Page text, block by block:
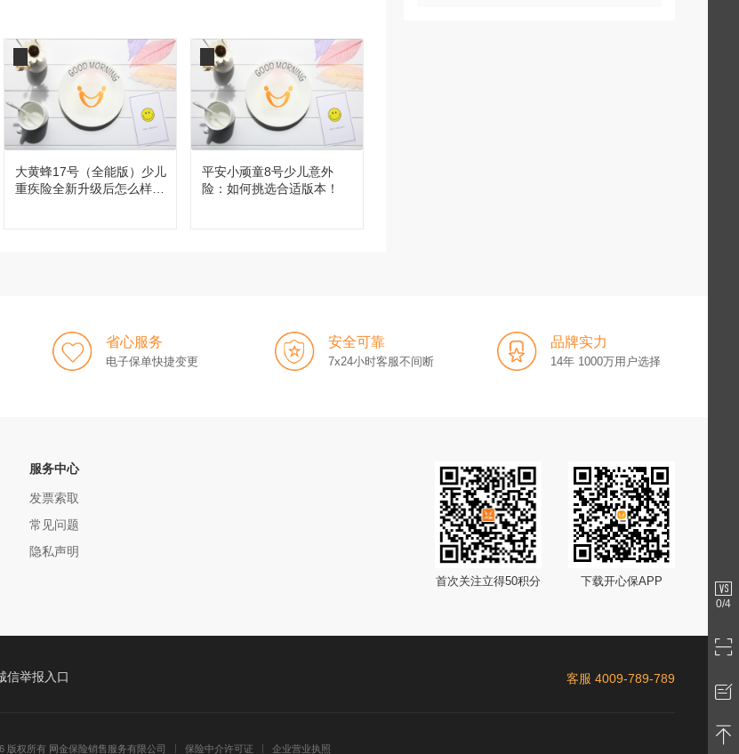
大黄蜂17号（全能版）少儿
重疾险全新升级后怎么样，
平安小顽童8号少儿意外
险：如何挑选合适版本！
省心服务
电子保单快捷变更
安全可靠
7x24小时客服不间断
品牌实力
14年 1000万用户选择
服务中心
发票索取
常见问题
隐私声明
首次关注立得50积分 下载开心保APP
信举报入口 客服 4009-789-789
版权所有 网金保险销售服务有限公司 保险中介许可证 企业营业执照
0/4